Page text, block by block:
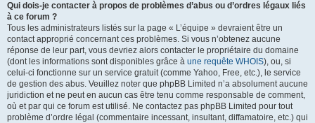
Qui dois-je contacter à propos de problèmes d’abus ou d’ordres légaux liés
à ce forum ?
Tous les administrateurs listés sur la page « L’équipe » devraient être un
contact approprié concernant ces problèmes. Si vous n’obtenez aucune
réponse de leur part, vous devriez alors contacter le propriétaire du domaine
(dont les informations sont disponibles grâce à une requête WHOIS), ou, si
celui-ci fonctionne sur un service gratuit (comme Yahoo, Free, etc.), le service
de gestion des abus. Veuillez noter que phpBB Limited n’a absolument aucune
juridiction et ne peut en aucun cas être tenu comme responsable de comment,
où et par qui ce forum est utilisé. Ne contactez pas phpBB Limited pour tout
problème d’ordre légal (commentaire incessant, insultant, diffamatoire, etc.) qui